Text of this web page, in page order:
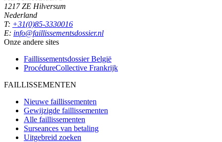
1217 ZE Hilversum
Nederland
T: +31(0)85-3330016
E: info@faillissementsdossier.nl
Onze andere sites
Faillissementsdossier België
ProcédureCollective Frankrijk
FAILLISSEMENTEN
Nieuwe faillissementen
Gewijzigde faillissementen
Alle faillissementen
Surseances van betaling
Uitgebreid zoeken